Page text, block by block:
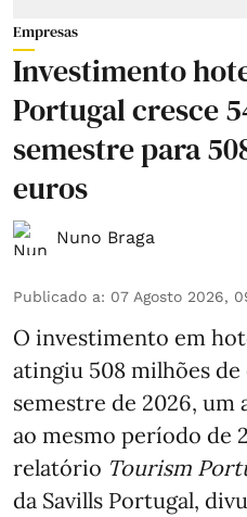
Empresas
Investimento
Portugal cresce
semestre para
euros
Nuno Braga
Publicado a: 07 Agosto 2026,
O investimento em
atingiu 508 milhões
semestre de 2026, um
ao mesmo período de
relatório Tourism
da Savills Portugal,